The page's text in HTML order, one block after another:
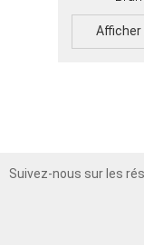
Afficher
Suivez-nous sur les